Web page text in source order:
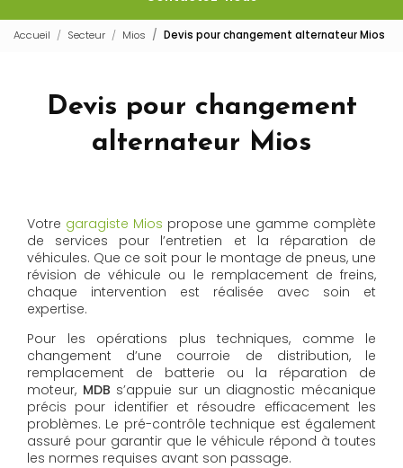
Accueil Secteur Mios Devis pour changement alternateur Mios
Devis pour changement
alternateur Mios
Votre garagiste Mios propose une gamme complète
de services pour l’entretien et la réparation de
véhicules. Que ce soit pour le montage de pneus, une
révision de véhicule ou le remplacement de freins,
chaque intervention est réalisée avec soin et
expertise.
Pour les opérations plus techniques, comme le
changement d’une courroie de distribution, le
remplacement de batterie ou la réparation de
moteur, MDB s’appuie sur un diagnostic mécanique
précis pour identifier et résoudre efficacement les
problèmes. Le pré-contrôle technique est également
assuré pour garantir que le véhicule répond à toutes
les normes requises avant son passage.